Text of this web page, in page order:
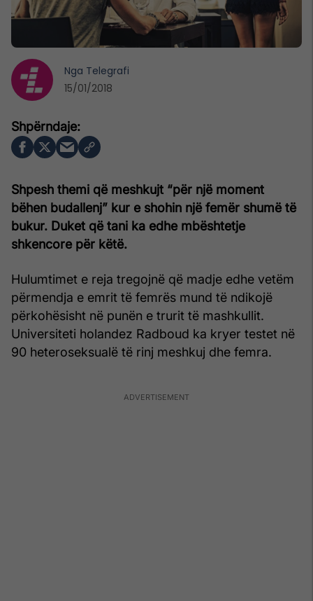
Shpesh themi që meshkujt “për një moment
bëhen budallenj” kur e shohin një femër shumë të
bukur. Duket që tani ka edhe mbështetje
shkencore për këtë.
Hulumtimet e reja tregojnë që madje edhe vetëm
përmendja e emrit të femrës mund të ndikojë
përkohësisht në punën e trurit të mashkullit.
Universiteti holandez Radboud ka kryer testet në
90 heteroseksualë të rinj meshkuj dhe femra.
Nga Telegrafi
15/01/2018